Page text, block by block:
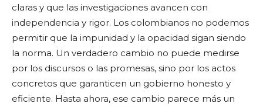
claras y que las investigaciones avancen con
independencia y rigor. Los colombianos no podemos
permitir que la impunidad y la opacidad sigan siendo
la norma. Un verdadero cambio no puede medirse
por los discursos o las promesas, sino por los actos
concretos que garanticen un gobierno honesto y
eficiente. Hasta ahora, ese cambio parece más un